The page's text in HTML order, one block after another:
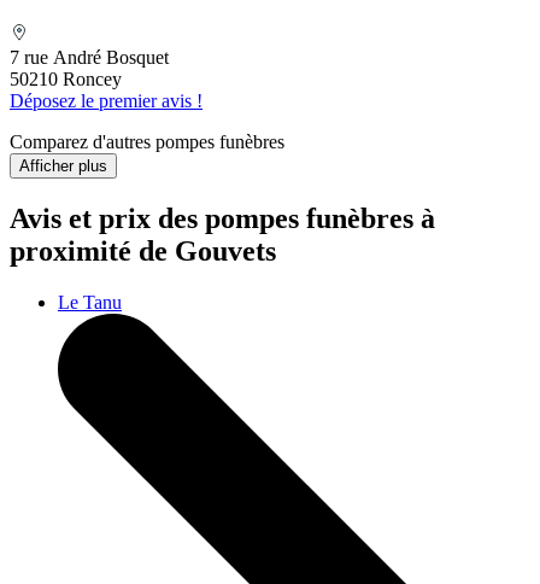
7 rue André Bosquet
50210 Roncey
Déposez le premier avis !
Comparez d'autres pompes funèbres
Afficher plus
Avis et prix des pompes funèbres à
proximité de Gouvets
Le Tanu